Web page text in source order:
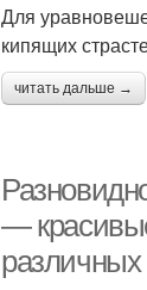
Для
кипящих
читать дальше →
—
различных